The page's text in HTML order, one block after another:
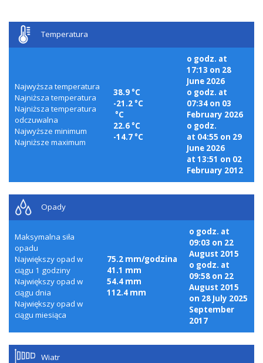
Temperatura
Najwyższa temperatura
Najniższa temperatura
Najniższa temperatura
odczuwalna
Najwyższe minimum
Najniższe maximum
38.9 °C
-21.2 °C
°C
22.6 °C
-14.7 °C
o godz. at
17:13 on 28
June 2026
o godz. at
07:34 on 03
February 2026
o godz.
at 04:55 on 29
June 2026
at 13:51 on 02
February 2012
Opady
Maksymalna siła
opadu
Największy opad w
ciągu 1 godziny
Największy opad w
ciągu dnia
Największy opad w
ciągu miesiąca
75.2 mm/godzina
41.1 mm
54.4 mm
112.4 mm
o godz. at
09:03 on 22
August 2015
o godz. at
09:58 on 22
August 2015
on 28 July 2025
September
2017
Wiatr